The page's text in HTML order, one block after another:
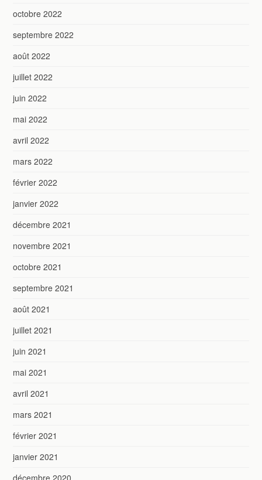
octobre 2022
septembre 2022
août 2022
juillet 2022
juin 2022
mai 2022
avril 2022
mars 2022
février 2022
janvier 2022
décembre 2021
novembre 2021
octobre 2021
septembre 2021
août 2021
juillet 2021
juin 2021
mai 2021
avril 2021
mars 2021
février 2021
janvier 2021
décembre 2020